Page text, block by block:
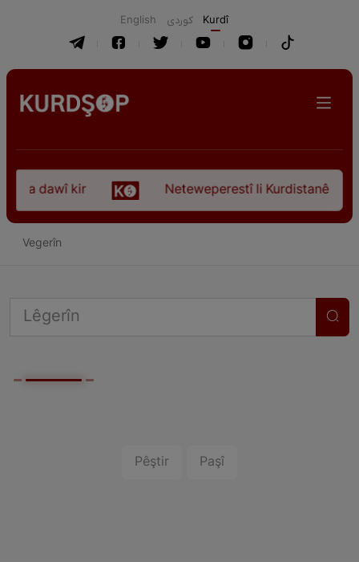
English كوردی Kurdî
dawî kir Neteweperestî li Kurdistanê:
Vegerîn
Pêştir Paşî